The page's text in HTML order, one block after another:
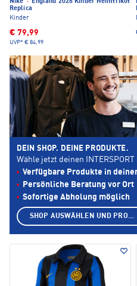
Nike ·
England 2026 Kinder Heimtrikot
Replica
Kinder
€ 79,99
UVP* € 84,99
DEIN SHOP. DEINE PRODUKTE.
Wähle jetzt deinen
Verfügbare Produkte in
Persönliche Beratung vor Ort
Sofortige Abholung möglich
SHOP AUSWÄHLEN UND PRODUKTE ANZEIGEN